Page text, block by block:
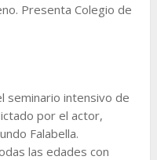
Presenta Colegio de
seminario intensivo de
por el actor,
Falabella.
las edades con